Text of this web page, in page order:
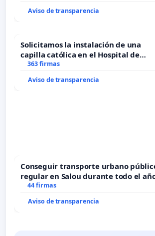
Aviso de transparencia
Solicitamos la instalación de una
capilla católica en el Hospital de
Alcañiz
363 firmas
Aviso de transparencia
Conseguir transporte urbano
regular en Salou durante todo el
44 firmas
Aviso de transparencia